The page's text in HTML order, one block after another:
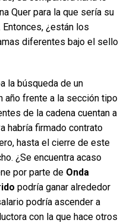
Quer para la que sería su
¿están los
diferentes bajo el sello
la búsqueda de un
año frente a la sección tipo
de la cadena cuentan a
habría firmado contrato
hasta el cierre de este
¿Se encuentra acaso
por parte de Onda
podría ganar alrededor
podría ascender a
con la que hace otros